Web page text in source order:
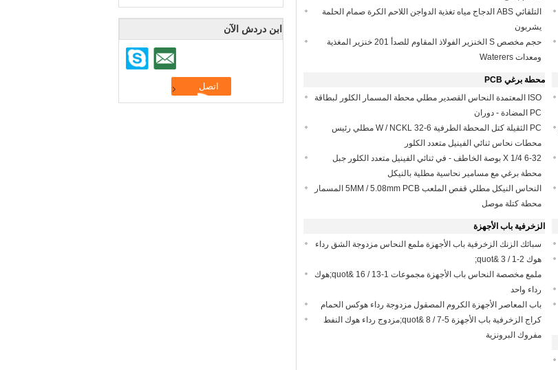
ابن دردش الآن
التلقائي ABS الدجاج مياه تغذية الدواجن اللاحم الكرة صمام الحلمة
يشربون
حجم مخصص S الخنزير الفولاذ المقاوم للصدأ 201 خنزير المغذية
ومعدات Waterers
محطة برغي PCB
ISO المعتمدة النحاس القصدير مطلي محطة المسمار الكلور لبطاقة
PC المضادة - دوران
PC الثقيلة كتل المحطة الطرفية 6-32 W / NCKL مطلي رئيس
محطات نحاس ثنائي الفينيل متعدد الكلور
6-32 X 1/4 بوصة الخاطف - في ثنائي الفينيل متعدد الكلور جبل
محطة برغي مع مسامير نحاسية مطلية بالنيكل
النحاس النيكل مطلي قفص الملعب 5MM / 5.08mm PCB المسمار
محطة كتلة موصل
الزخرفية باب الأجهزة
سبائك الزنك الزخرفية باب الأجهزة ملمع النحاس مزدوجة الشق رداء
هوك 2-1 / 3 &quot;
ملمع مخصصة النحاس باب الأجهزة مجموعات 1-13 / 16 &quot;هوك
رداء واحد
باب المعاصر الأجهزة الكروم المصقول مزدوجة رداء هوكس الحمام
كراج الزخرفية باب الأجهزة 5-7 / 8 &quot;مزدوج رداء هوك النفط
مفروك البرونزية